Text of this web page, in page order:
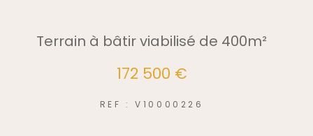
Terrain à bâtir viabilisé de 400m²
172 500 €
REF : V10000226